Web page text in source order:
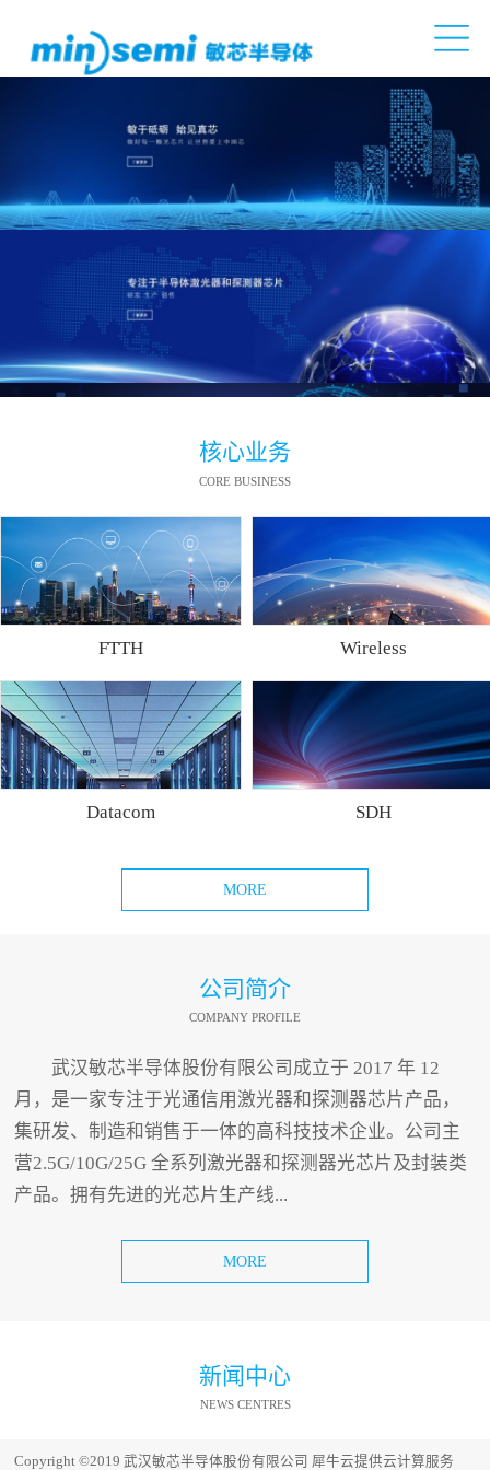
核心业务
CORE BUSINESS
FTTH Wireless
Datacom SDH
MORE
公司简介
COMPANY PROFILE
武汉敏芯半导体股份有限公司成立于 2017 年 12
月，是一家专注于光通信用激光器和探测器芯片产品，
集研发、制造和销售于一体的高科技技术企业。公司主
营2.5G/10G/25G 全系列激光器和探测器光芯片及封装类
产品。拥有先进的光芯片生产线...
MORE
新闻中心
NEWS CENTRES
Copyright ©2019 武汉敏芯半导体股份有限公司 犀牛云提供云计算服务